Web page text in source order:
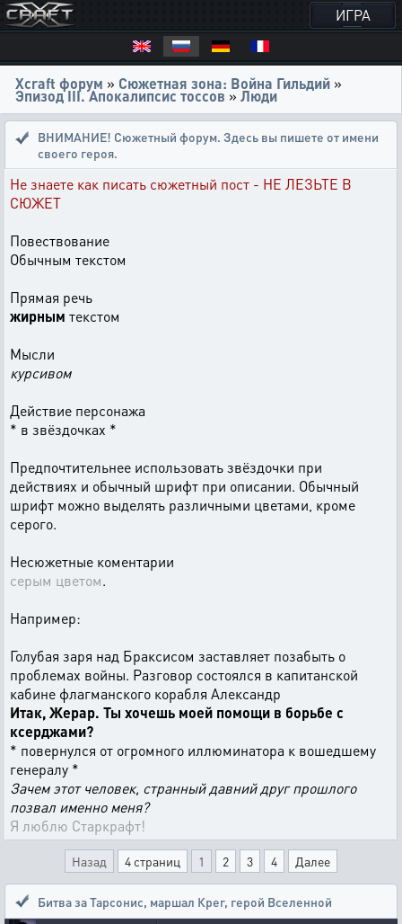
ИГРА
Xcraft форум » Сюжетная зона: Война Гильдий »
Эпизод III. Апокалипсис тоссов » Люди
ВНИМАНИЕ! Сюжетный форум. Здесь вы пишете от имени
своего героя.
Не знаете как писать сюжетный пост - НЕ ЛЕЗЬТЕ В
СЮЖЕТ
Повествование
Обычным текстом
Прямая речь
жирным текстом
Мысли
курсивом
Действие персонажа
* в звёздочках *
Предпочтительнее использовать звёздочки при
действиях и обычный шрифт при описании. Обычный
шрифт можно выделять различными цветами, кроме
серого.
Несюжетные коментарии
серым цветом.
Например:
Голубая заря над Браксисом заставляет позабыть о
проблемах войны. Разговор состоялся в капитанской
кабине флагманского корабля Александр
Итак, Жерар. Ты хочешь моей помощи в борьбе с
ксерджами?
* повернулся от огромного иллюминатора к вошедшему
генералу *
Зачем этот человек, странный давний друг прошлого
позвал именно меня?
Я люблю Старкрафт!
Назад 4 страниц 1 2 3 4 Далее
Битва за Тарсонис, маршал Крег, герой Вселенной